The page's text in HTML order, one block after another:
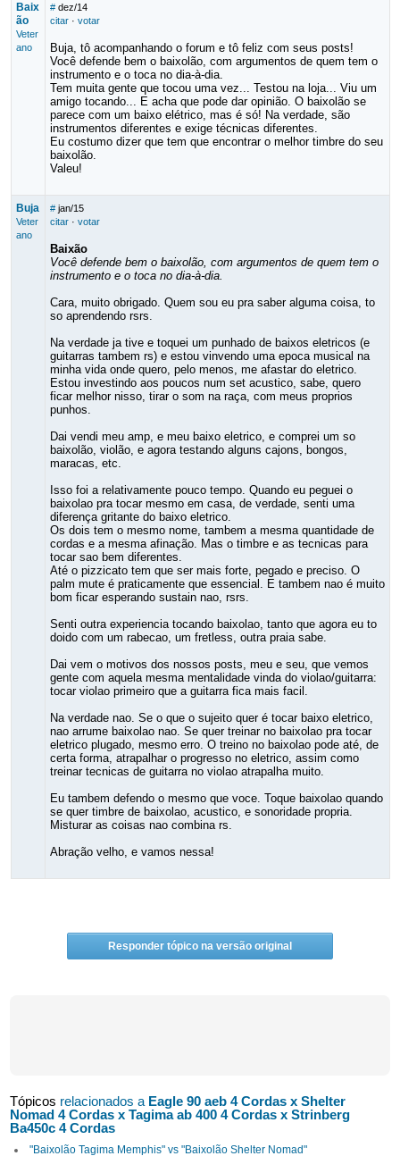
Baix
ão
Veter
ano
# dez/14
citar· votar
Buja, tô acompanhando o forum e tô feliz com seus posts!
Você defende bem o baixolão, com argumentos de quem tem o
instrumento e o toca no dia-à-dia.
Tem muita gente que tocou uma vez... Testou na loja... Viu um
amigo tocando... E acha que pode dar opinião. O baixolão se
parece com um baixo elétrico, mas é só! Na verdade, são
instrumentos diferentes e exige técnicas diferentes.
Eu costumo dizer que tem que encontrar o melhor timbre do seu
baixolão.
Valeu!
Buja
Veter
ano
# jan/15
citar· votar
Baixão
Você defende bem o baixolão, com argumentos de quem tem o
instrumento e o toca no dia-à-dia.
Cara, muito obrigado. Quem sou eu pra saber alguma coisa, to
so aprendendo rsrs.
Na verdade ja tive e toquei um punhado de baixos eletricos (e
guitarras tambem rs) e estou vinvendo uma epoca musical na
minha vida onde quero, pelo menos, me afastar do eletrico.
Estou investindo aos poucos num set acustico, sabe, quero
ficar melhor nisso, tirar o som na raça, com meus proprios
punhos.
Dai vendi meu amp, e meu baixo eletrico, e comprei um so
baixolão, violão, e agora testando alguns cajons, bongos,
maracas, etc.
Isso foi a relativamente pouco tempo. Quando eu peguei o
baixolao pra tocar mesmo em casa, de verdade, senti uma
diferença gritante do baixo eletrico.
Os dois tem o mesmo nome, tambem a mesma quantidade de
cordas e a mesma afinação. Mas o timbre e as tecnicas para
tocar sao bem diferentes.
Até o pizzicato tem que ser mais forte, pegado e preciso. O
palm mute é praticamente que essencial. E tambem nao é muito
bom ficar esperando sustain nao, rsrs.
Senti outra experiencia tocando baixolao, tanto que agora eu to
doido com um rabecao, um fretless, outra praia sabe.
Dai vem o motivos dos nossos posts, meu e seu, que vemos
gente com aquela mesma mentalidade vinda do violao/guitarra:
tocar violao primeiro que a guitarra fica mais facil.
Na verdade nao. Se o que o sujeito quer é tocar baixo eletrico,
nao arrume baixolao nao. Se quer treinar no baixolao pra tocar
eletrico plugado, mesmo erro. O treino no baixolao pode até, de
certa forma, atrapalhar o progresso no eletrico, assim como
treinar tecnicas de guitarra no violao atrapalha muito.
Eu tambem defendo o mesmo que voce. Toque baixolao quando
se quer timbre de baixolao, acustico, e sonoridade propria.
Misturar as coisas nao combina rs.
Abração velho, e vamos nessa!
Responder tópico na versão original
Tópicos relacionados a Eagle 90 aeb 4 Cordas x Shelter
Nomad 4 Cordas x Tagima ab 400 4 Cordas x Strinberg
Ba450c 4 Cordas
"Baixolão Tagima Memphis" vs "Baixolão Shelter Nomad"